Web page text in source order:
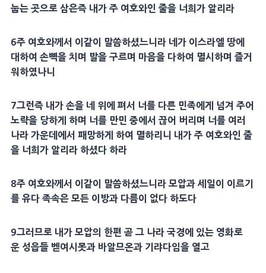
눕는 곳으로 삼은즉 내가 주 여호와인 줄을 너희가 알리라
6주 여호와께서 이같이 말씀하셨느니라 네가 이스라엘 땅에
대하여 손뼉을 치며 발을 구르며 마음을 다하여 멸시하며 즐거
워하였나니
7그런즉 내가 손을 네 위에 펴서 너를 다른 민족에게 넘겨 주어
노략을 당하게 하며 너를 만민 중에서 끊어 버리며 너를 여러
나라 가운데에서 패망하게 하여 멸하리니 내가 주 여호와인 줄
을 너희가 알리라 하셨다 하라
8주 여호와께서 이같이 말씀하셨느니라 모압과 세일이 이르기
를 유다 족속은 모든 이방과 다름이 없다 하도다
9그러므로 내가 모압의 한편 곧 그 나라 국경에 있는 영화로
운 성읍들 벧여시못과 바알므온과 기랴다임을 열고